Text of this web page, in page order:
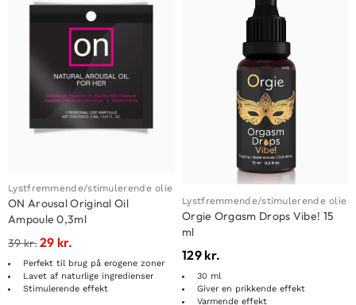
Lystfremmende/stimulerende olie
ON Arousal Original Oil
Ampoule 0,3ml
39kr.29 kr.
Perfekt til brug på erogene zoner
Lavet af naturlige ingredienser
Stimulerende effekt
Lystfremmende/stimulerende olie
Orgie Orgasm Drops Vibe! 15
ml
129 kr.
30 ml
Giver en prikkende effekt
Varmende effekt